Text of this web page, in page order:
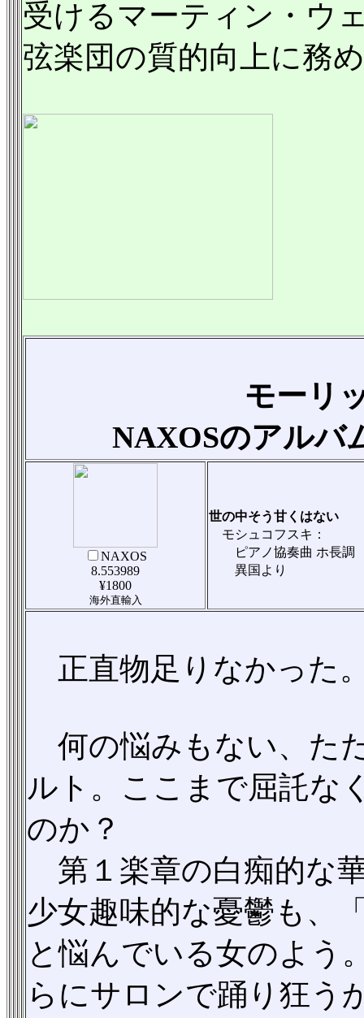
受けるマーティン・ウ
弦楽団の質的向上に務
モーリ
NAXOSのアルバ
NAXOS
8.553989
¥1800
海外直輸入
世の中そう甘くはない
モシュコフスキ：
ピアノ協奏曲 ホ長調
異国より
正直物足りなかった
何の悩みもない、た
ルト。ここまで屈託な
のか？
第１楽章の白痴的な
少女趣味的な憂鬱も、
と悩んでいる女のよう
らにサロンで踊り狂う